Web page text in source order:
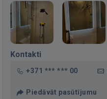
Kontakti
+371 *** *** 00
Piedāvāt pasūtījumu